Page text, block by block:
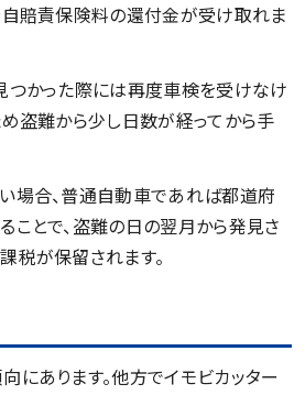
自賠責保険料の還付金が受け取れま
つかった際には再度車検を受けなけ
盗難から少し日数が経ってから手
場合、普通自動車であれば都道府
ことで、盗難の日の翌月から発見さ
税が保留されます。
にあります。他方でイモビカッター